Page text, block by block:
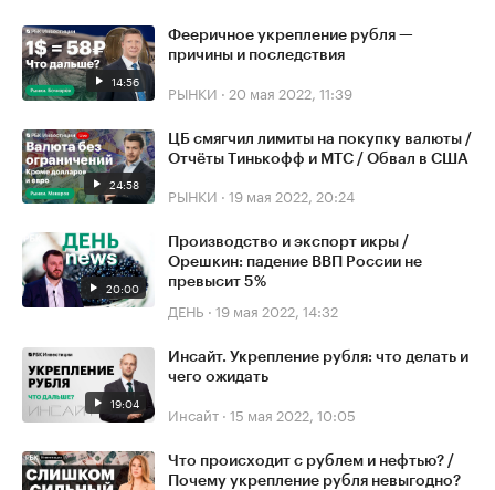
14:56
Фееричное укрепление рубля —
причины и последствия
РЫНКИ · 20 мая 2022, 11:39
24:58
ЦБ смягчил лимиты на покупку валюты /
Отчёты Тинькофф и МТС / Обвал в США
РЫНКИ · 19 мая 2022, 20:24
20:00
Производство и экспорт икры /
Орешкин: падение ВВП России не
превысит 5%
ДЕНЬ · 19 мая 2022, 14:32
19:04
Инсайт. Укрепление рубля: что делать и
чего ожидать
Инсайт · 15 мая 2022, 10:05
Что происходит с рублем и нефтью? /
Почему укрепление рубля невыгодно?